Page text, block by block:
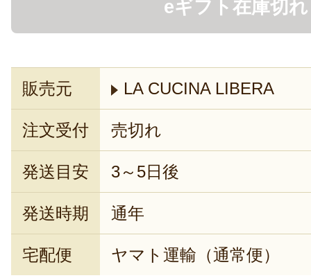
eギフト在庫切れ
販売元 LA CUCINA LIBERA
注文受付 売切れ
発送目安 3～5日後
発送時期 通年
宅配便 ヤマト運輸（通常便）